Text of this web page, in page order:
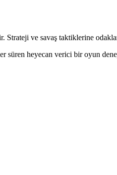
ve savaş taktiklerine
heyecan verici bir oyun